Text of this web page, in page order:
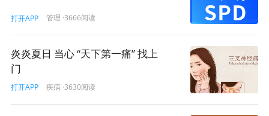
打开APP 管理 ·3666阅读
炎炎夏日 当心 “天下第一痛” 找上
门
打开APP 疾病 ·3630阅读